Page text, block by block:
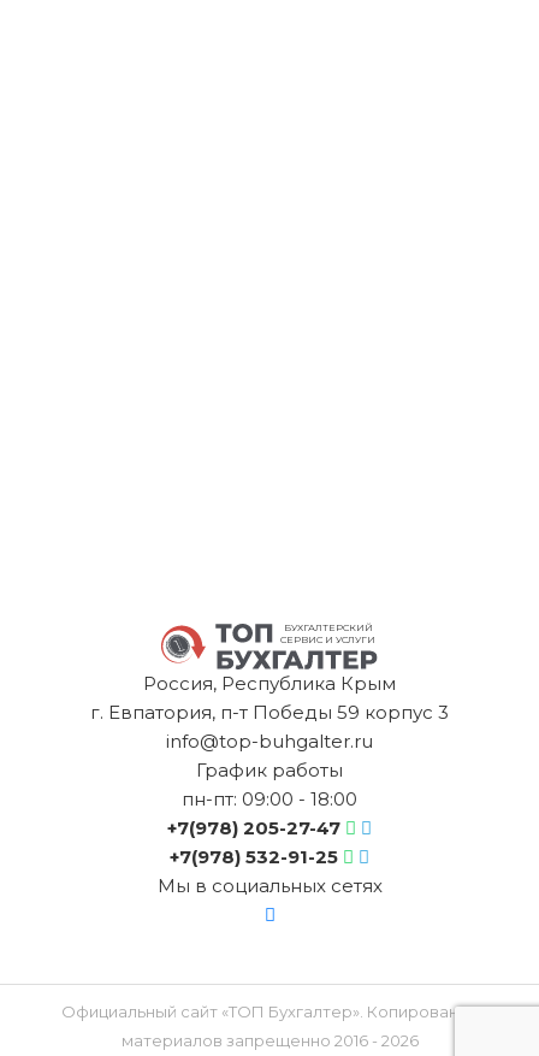
БУХГАЛТЕРСКИЙ
СЕРВИС И УСЛУГИ
Россия, Республика Крым
г. Евпатория, п-т Победы 59 корпус 3
info@top-buhgalter.ru
График работы
пн-пт: 09:00 - 18:00
+7(978) 205-27-47
+7(978) 532-91-25
Мы в социальных сетях
Официальный сайт «ТОП Бухгалтер». Копирование
материалов запрещенно 2016 - 2026